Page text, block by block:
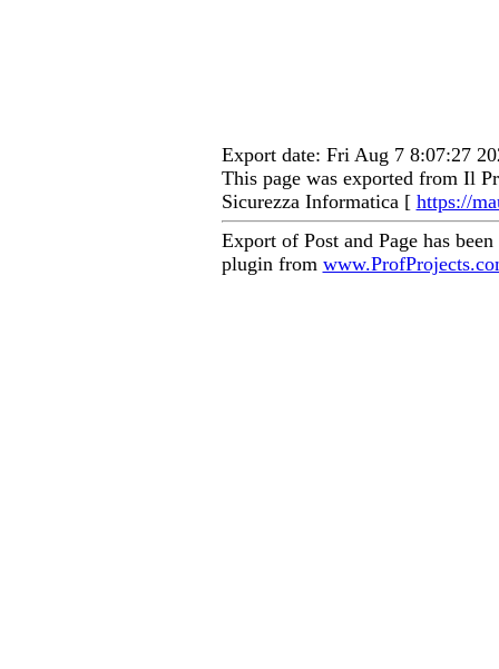
Export date: Fri Aug 7 8:07:27
This page was exported from Il
Sicurezza Informatica [ https://
Export of Post and Page has
plugin from